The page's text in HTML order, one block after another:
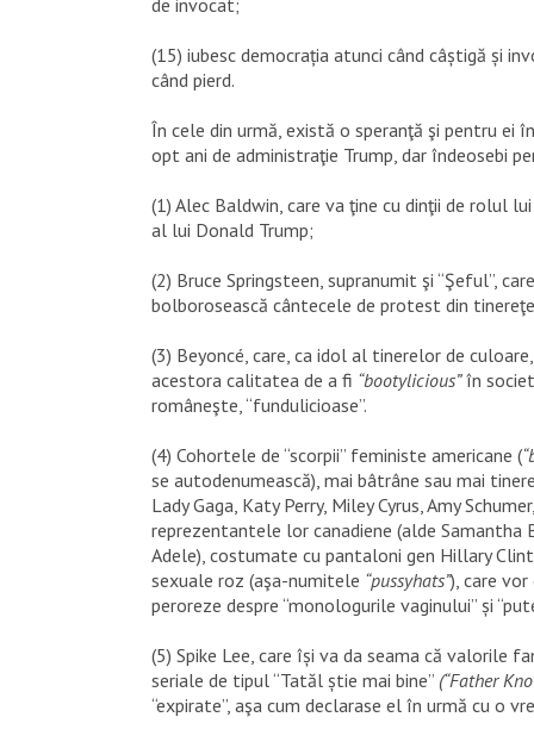
de invocat;
(15) iubesc democrația atunci când câștigă și
când pierd.
În cele din urmă, există o speranţă şi pentru ei
opt ani de administraţie Trump, dar îndeosebi
(1) Alec Baldwin, care va ţine cu dinţii de rolul
al lui Donald Trump;
(2) Bruce Springsteen, supranumit şi “Şeful”,
bolborosească cântecele de protest din
(3) Beyoncé, care, ca idol al tinerelor de
acestora calitatea de a fi “bootylicious”în
româneşte, “fundulicioase”.
(4) Cohortele de “scorpii” feministe americane (
se autodenumească), mai bâtrâne sau mai
Lady Gaga, Katy Perry, Miley Cyrus, Amy
reprezentantele lor canadiene (alde Samantha
Adele), costumate cu pantaloni gen Hillary
sexuale roz (aşa-numitele “pussyhats”), care
peroreze despre “monologurile vaginului” și
(5) Spike Lee, care își va da seama că valorile
seriale de tipul “Tatăl știe mai bine” (“Father
“expirate”, aşa cum declarase el în urmă cu o